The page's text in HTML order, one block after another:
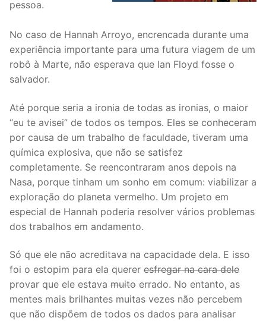
pessoa.
No caso de Hannah Arroyo, encrencada durante uma
experiência importante para uma futura viagem de um
robô à Marte, não esperava que Ian Floyd fosse o
salvador.
Até porque seria a ironia de todas as ironias, o maior
“eu te avisei” de todos os tempos. Eles se conheceram
por causa de um trabalho de faculdade, tiveram uma
química explosiva, que não se satisfez
completamente. Se reencontraram anos depois na
Nasa, porque tinham um sonho em comum: viabilizar a
exploração do planeta vermelho. Um projeto em
especial de Hannah poderia resolver vários problemas
dos trabalhos em andamento.
Só que ele não acreditava na capacidade dela. E isso
foi o estopim para ela querer esfregar na cara dele
provar que ele estava muito errado. No entanto, as
mentes mais brilhantes muitas vezes não percebem
que não dispõem de todos os dados para analisar